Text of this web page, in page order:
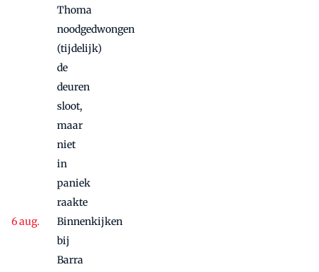
Thoma
noodgedwongen
(tijdelijk)
de
deuren
sloot,
maar
niet
in
paniek
raakte
Binnenkijken
bij
Barra